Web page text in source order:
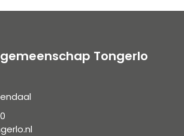
Tongerlo